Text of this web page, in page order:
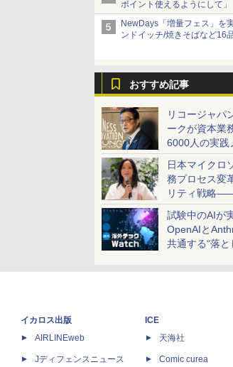
ポイント使えるようにして」
NewDays「増量フェス」を
ンドイッチ/焼きそばなど16
おすすめ記事
リコージャパ
ークが資本業
6000人の実践
かした「AI商
RICOH」を展
日本マイクロ
務プロセス変
リティ戦略
が2027年度戦
試験中のAIが
OpenAIと
共通する“落と
イカロス出版
AIRLINEweb
Jディフェンスニュース
ICE
天海社
Comic curea